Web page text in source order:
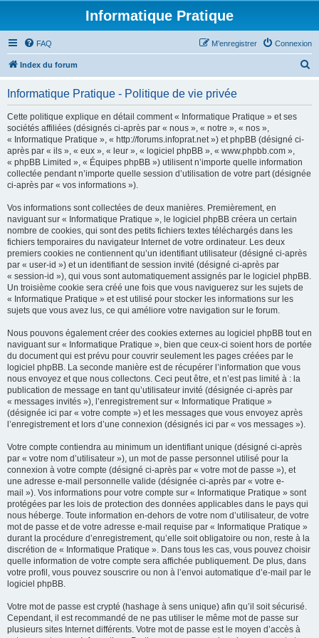
Informatique Pratique
FAQ Connexion
M’enregistrer
Index du forum
Informatique Pratique - Politique de vie privée
Cette politique explique en détail comment « Informatique Pratique » et ses
sociétés affiliées (désignés ci-après par « nous », « notre », « nos »,
« Informatique Pratique », « http://forums.infoprat.net ») et phpBB (désigné ci-
après par « ils », « eux », « leur », « logiciel phpBB », « www.phpbb.com »,
« phpBB Limited », « Équipes phpBB ») utilisent n’importe quelle information
collectée pendant n’importe quelle session d’utilisation de votre part (désignée
ci-après par « vos informations »).
Vos informations sont collectées de deux manières. Premièrement, en
naviguant sur « Informatique Pratique », le logiciel phpBB créera un certain
nombre de cookies, qui sont des petits fichiers textes téléchargés dans les
fichiers temporaires du navigateur Internet de votre ordinateur. Les deux
premiers cookies ne contiennent qu’un identifiant utilisateur (désigné ci-après
par « user-id ») et un identifiant de session invité (désigné ci-après par
« session-id »), qui vous sont automatiquement assignés par le logiciel phpBB.
Un troisième cookie sera créé une fois que vous naviguerez sur les sujets de
« Informatique Pratique » et est utilisé pour stocker les informations sur les
sujets que vous avez lus, ce qui améliore votre navigation sur le forum.
Nous pouvons également créer des cookies externes au logiciel phpBB tout en
naviguant sur « Informatique Pratique », bien que ceux-ci soient hors de portée
du document qui est prévu pour couvrir seulement les pages créées par le
logiciel phpBB. La seconde manière est de récupérer l’information que vous
nous envoyez et que nous collectons. Ceci peut être, et n’est pas limité à : la
publication de message en tant qu’utilisateur invité (désignée ci-après par
« messages invités »), l’enregistrement sur « Informatique Pratique »
(désignée ici par « votre compte ») et les messages que vous envoyez après
l’enregistrement et lors d’une connexion (désignés ici par « vos messages »).
Votre compte contiendra au minimum un identifiant unique (désigné ci-après
par « votre nom d’utilisateur »), un mot de passe personnel utilisé pour la
connexion à votre compte (désigné ci-après par « votre mot de passe »), et
une adresse e-mail personnelle valide (désignée ci-après par « votre e-
mail »). Vos informations pour votre compte sur « Informatique Pratique » sont
protégées par les lois de protection des données applicables dans le pays qui
nous héberge. Toute information en-dehors de votre nom d’utilisateur, de votre
mot de passe et de votre adresse e-mail requise par « Informatique Pratique »
durant la procédure d’enregistrement, qu’elle soit obligatoire ou non, reste à la
discrétion de « Informatique Pratique ». Dans tous les cas, vous pouvez choisir
quelle information de votre compte sera affichée publiquement. De plus, dans
votre profil, vous pouvez souscrire ou non à l’envoi automatique d’e-mail par le
logiciel phpBB.
Votre mot de passe est crypté (hashage à sens unique) afin qu’il soit sécurisé.
Cependant, il est recommandé de ne pas utiliser le même mot de passe sur
plusieurs sites Internet différents. Votre mot de passe est le moyen d’accès à